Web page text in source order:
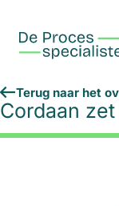
Terug naar het
Cordaan